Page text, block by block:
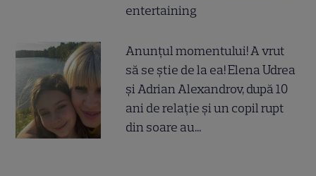
entertaining
Anunțul momentului! A vrut
să se știe de la ea! Elena Udrea
și Adrian Alexandrov, după 10
ani de relație și un copil rupt
din soare au...